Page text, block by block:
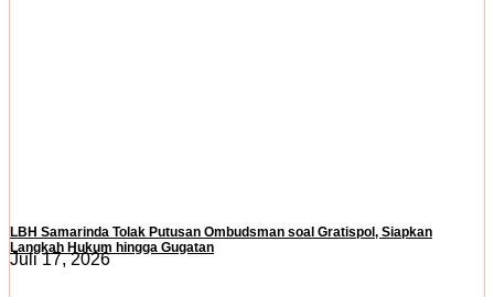
LBH Samarinda Tolak Putusan Ombudsman soal Gratispol, Siapkan
Langkah Hukum hingga Gugatan
Juli 17, 2026